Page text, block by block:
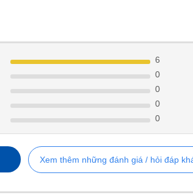
0
0
0
0
6
Xem thêm những đánh giá / hỏi đáp